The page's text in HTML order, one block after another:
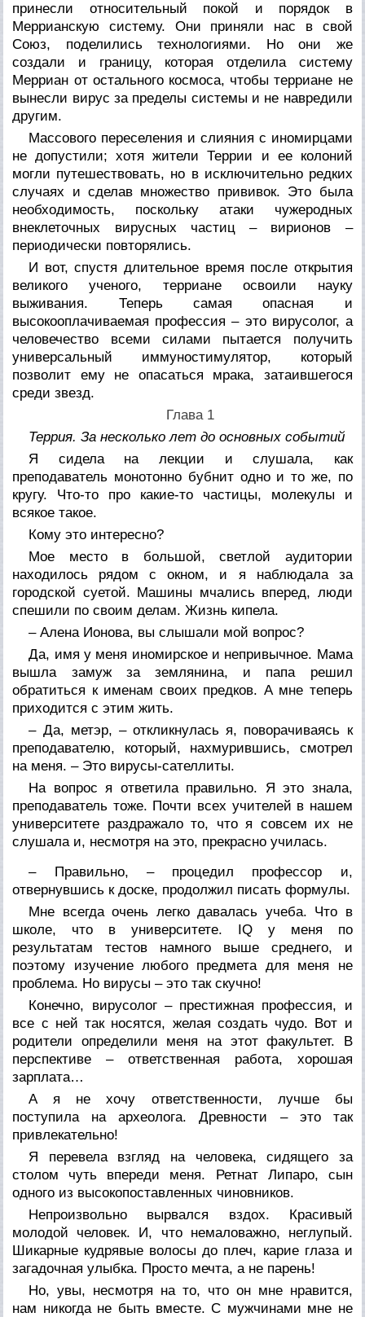
принесли относительный покой и порядок в
Меррианскую систему. Они приняли нас в свой
Союз, поделились технологиями. Но они же
создали и границу, которая отделила систему
Мерриан от остального космоса, чтобы терриане не
вынесли вирус за пределы системы и не навредили
другим.
Массового переселения и слияния с иномирцами
не допустили; хотя жители Террии и ее колоний
могли путешествовать, но в исключительно редких
случаях и сделав множество прививок. Это была
необходимость, поскольку атаки чужеродных
внеклеточных вирусных частиц – вирионов –
периодически повторялись.
И вот, спустя длительное время после открытия
великого ученого, терриане освоили науку
выживания. Теперь самая опасная и
высокооплачиваемая профессия – это вирусолог, а
человечество всеми силами пытается получить
универсальный иммуностимулятор, который
позволит ему не опасаться мрака, затаившегося
среди звезд.
Глава 1
Террия. За несколько лет до основных событий
Я сидела на лекции и слушала, как
преподаватель монотонно бубнит одно и то же, по
кругу. Что-то про какие-то частицы, молекулы и
всякое такое.
Кому это интересно?
Мое место в большой, светлой аудитории
находилось рядом с окном, и я наблюдала за
городской суетой. Машины мчались вперед, люди
спешили по своим делам. Жизнь кипела.
– Алена Ионова, вы слышали мой вопрос?
Да, имя у меня иномирское и непривычное. Мама
вышла замуж за землянина, и папа решил
обратиться к именам своих предков. А мне теперь
приходится с этим жить.
– Да, метэр, – откликнулась я, поворачиваясь к
преподавателю, который, нахмурившись, смотрел
на меня. – Это вирусы-сателлиты.
На вопрос я ответила правильно. Я это знала,
преподаватель тоже. Почти всех учителей в нашем
университете раздражало то, что я совсем их не
слушала и, несмотря на это, прекрасно училась.
– Правильно, – процедил профессор и,
отвернувшись к доске, продолжил писать формулы.
Мне всегда очень легко давалась учеба. Что в
школе, что в университете. IQ у меня по
результатам тестов намного выше среднего, и
поэтому изучение любого предмета для меня не
проблема. Но вирусы – это так скучно!
Конечно, вирусолог – престижная профессия, и
все с ней так носятся, желая создать чудо. Вот и
родители определили меня на этот факультет. В
перспективе – ответственная работа, хорошая
зарплата…
А я не хочу ответственности, лучше бы
поступила на археолога. Древности – это так
привлекательно!
Я перевела взгляд на человека, сидящего за
столом чуть впереди меня. Ретнат Липаро, сын
одного из высокопоставленных чиновников.
Непроизвольно вырвался вздох. Красивый
молодой человек. И, что немаловажно, неглупый.
Шикарные кудрявые волосы до плеч, карие глаза и
загадочная улыбка. Просто мечта, а не парень!
Но, увы, несмотря на то, что он мне нравится,
нам никогда не быть вместе. С мужчинами мне не